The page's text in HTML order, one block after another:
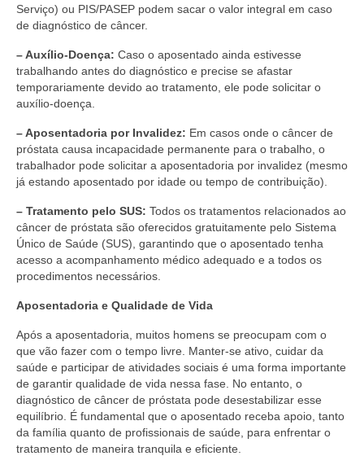
Serviço) ou PIS/PASEP podem sacar o valor integral em caso
de diagnóstico de câncer.
– Auxílio-Doença: Caso o aposentado ainda estivesse
trabalhando antes do diagnóstico e precise se afastar
temporariamente devido ao tratamento, ele pode solicitar o
auxílio-doença.
– Aposentadoria por Invalidez: Em casos onde o câncer de
próstata causa incapacidade permanente para o trabalho, o
trabalhador pode solicitar a aposentadoria por invalidez (mesmo
já estando aposentado por idade ou tempo de contribuição).
– Tratamento pelo SUS: Todos os tratamentos relacionados ao
câncer de próstata são oferecidos gratuitamente pelo Sistema
Único de Saúde (SUS), garantindo que o aposentado tenha
acesso a acompanhamento médico adequado e a todos os
procedimentos necessários.
Aposentadoria e Qualidade de Vida
Após a aposentadoria, muitos homens se preocupam com o
que vão fazer com o tempo livre. Manter-se ativo, cuidar da
saúde e participar de atividades sociais é uma forma importante
de garantir qualidade de vida nessa fase. No entanto, o
diagnóstico de câncer de próstata pode desestabilizar esse
equilíbrio. É fundamental que o aposentado receba apoio, tanto
da família quanto de profissionais de saúde, para enfrentar o
tratamento de maneira tranquila e eficiente.